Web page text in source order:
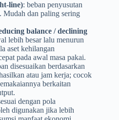
line): beban penyusutan
Mudah dan paling sering
balance / declining
lebih besar lalu menurun
aset kehilangan
pada awal masa pakai.
disesuaikan berdasarkan
atau jam kerja; cocok
berkaitan
dengan pola
digunakan jika lebih